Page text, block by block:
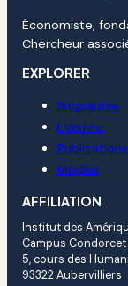
Économiste,
Chercheur
EXPLORER
Biographie
L’œuvre
Publications
Médias
AFFILIATION
Institut des
Campus Condorcet
5, cours des
93322 Aubervilliers